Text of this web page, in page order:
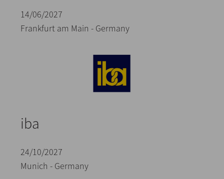
14/06/2027
Frankfurt am Main - Germany
iba
24/10/2027
Munich - Germany